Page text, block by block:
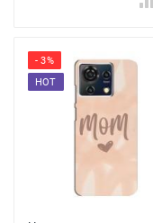
- 3%
HOT